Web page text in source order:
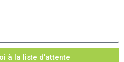
à la liste d'attente